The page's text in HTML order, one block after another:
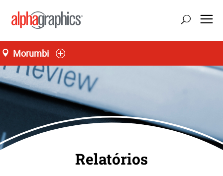
Morumbi
Relatórios